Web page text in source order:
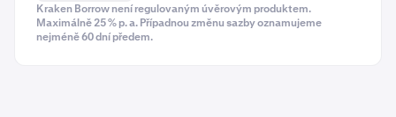
Kraken Borrow není regulovaným úvěrovým produktem.
Maximálně 25 % p. a. Případnou změnu sazby oznamujeme
nejméně 60 dní předem.